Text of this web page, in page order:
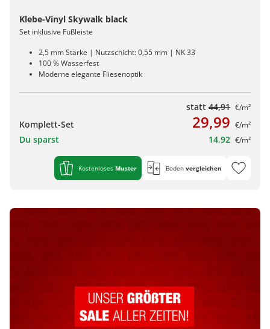
Klebe-Vinyl Skywalk black
Set inklusive Fußleiste
2,5 mm Stärke | Nutzschicht: 0,55 mm | NK 33
100 % Wasserfest
Moderne elegante Fliesenoptik
statt 44,91 €/m²
Komplett-Set 29,99 €/m²
Du sparst 14,92 €/m²
Kostenloses Muster Boden vergleichen